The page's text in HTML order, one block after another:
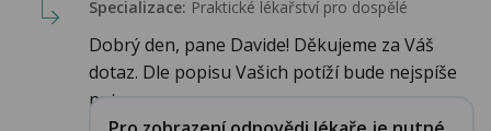
Specializace: Praktické lékařství pro dospělé
Dobrý den, pane Davide! Děkujeme za Váš
dotaz. Dle popisu Vašich potíží bude nejspíše
nutn...